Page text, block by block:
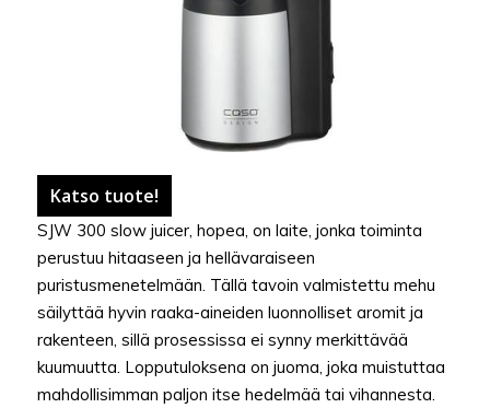
Katso tuote!
SJW 300 slow juicer, hopea, on laite, jonka toiminta
perustuu hitaaseen ja hellävaraiseen
puristusmenetelmään. Tällä tavoin valmistettu mehu
säilyttää hyvin raaka-aineiden luonnolliset aromit ja
rakenteen, sillä prosessissa ei synny merkittävää
kuumuutta. Lopputuloksena on juoma, joka muistuttaa
mahdollisimman paljon itse hedelmää tai vihannesta.